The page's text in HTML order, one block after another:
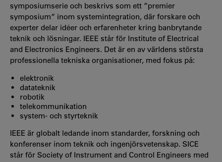
symposiumserie och beskrivs som ett ”premier
symposium” inom systemintegration, där forskare och
experter delar idéer och erfarenheter kring banbrytande
teknik och lösningar. IEEE står för Institute of Electrical
and Electronics Engineers. Det är en av världens största
professionella tekniska organisationer, med fokus på:
elektronik
datateknik
robotik
telekommunikation
system- och styrteknik
IEEE är globalt ledande inom standarder, forskning och
konferenser inom teknik och ingenjörsvetenskap. SICE
står för Society of Instrument and Control Engineers med